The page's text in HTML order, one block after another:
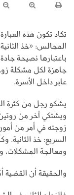
تكاد تكون هذه
المجالس: «خذ
باعتبارها نصيحة
جاهزة لكل مشكلة
عابر داخل الأسرة.
يشكو رجل من كثرة
ويشتكي آخر من
زوجته في أمر من أمور
السريع: خذ الثانية.
ومعالجة المشكلات،
والحقيقة أن القضية